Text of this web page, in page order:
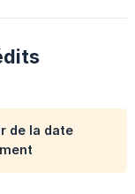
de la date